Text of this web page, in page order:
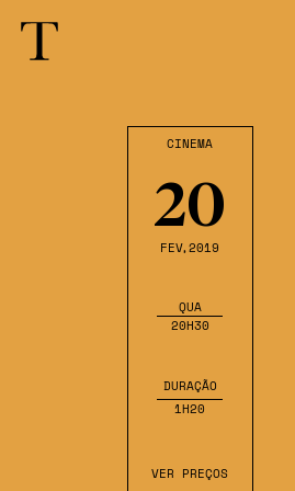
CINEMA
20
FEV,2019
QUA
20H30
DURAÇÃO
1H20
VER PREÇOS